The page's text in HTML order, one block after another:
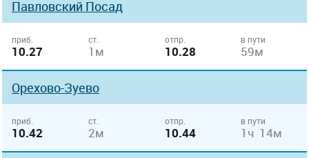
Павловский Посад
приб.
10.27
ст.
1м
отпр.
10.28
в пути
59м
Орехово-Зуево
приб.
10.42
ст.
2м
отпр.
10.44
в пути
1ч 14м